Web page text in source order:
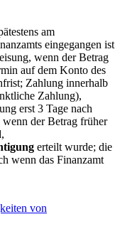
am
eingegangen ist
wenn der Betrag
auf dem Konto des
Zahlung innerhalb
Zahlung),
erst 3 Tage nach
der Betrag früher
erteilt wurde; die
wenn das Finanzamt
von